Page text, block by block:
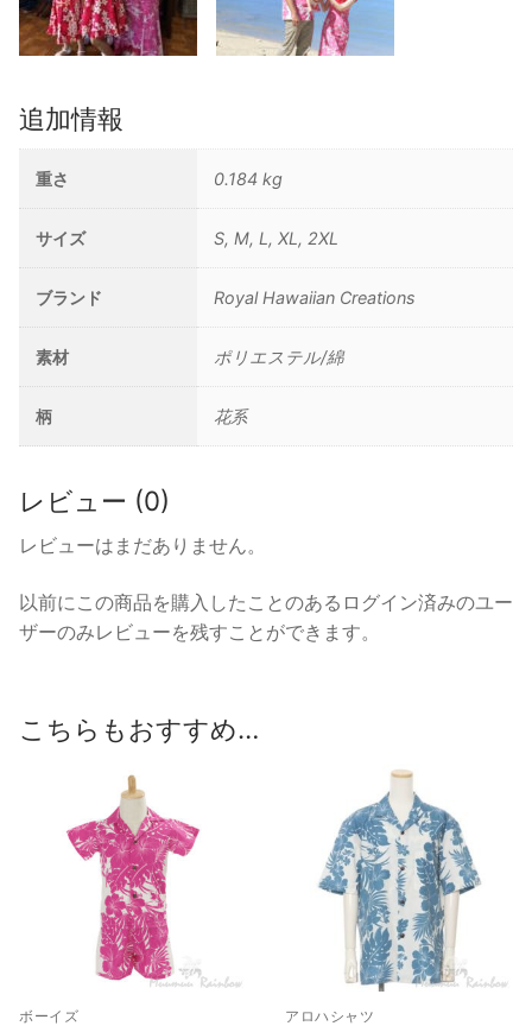
追加情報
重さ 0.184 kg
サイズ S, M, L, XL, 2XL
ブランド Royal Hawaiian Creations
素材 ポリエステル/綿
柄 花系
レビュー (0)
レビューはまだありません。
以前にこの商品を購入したことのあるログイン済みのユー
ザーのみレビューを残すことができます。
こちらもおすすめ…
ボーイズ アロハシャツ